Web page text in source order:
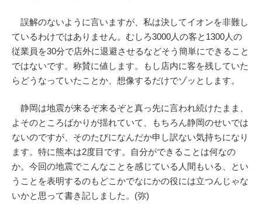
誤解のないように言いますが、私は決してイオンを非難し
ているわけではありません。むしろ3000人の客と1300人の
従業員を30分で店外に退避させるなどそう簡単にできること
ではないです。称賛に値します。もし店内に客を残していた
らどうなっていたことか、想像するだけでゾッとします。
静岡は地震が来るぞ来るぞと真っ先に言われ続けたまま、
よそのところばかりが揺れていて、もちろん静岡のせいでは
ないのですが、そのたびになんだか申し訳ない気持ちになり
ます。特に熊本は2度目です。自分ができることは何なの
か。今回の地震でこんなことを感じている人間もいる、とい
うことを表明するのもどこかでなにかの役には立つんじゃな
いかと思って書き記しました。(弥)